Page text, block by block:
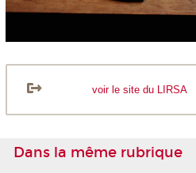
voir le site du LIRSA
Dans la même rubrique